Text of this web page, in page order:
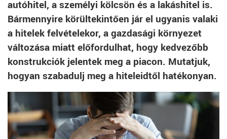
autóhitel, a személyi kölcsön és a lakáshitel is.
Bármennyire körültekintően jár el ugyanis valaki
a hitelek felvételekor, a gazdasági környezet
változása miatt előfordulhat, hogy kedvezőbb
konstrukciók jelentek meg a piacon. Mutatjuk,
hogyan szabadulj meg a hiteleidtől hatékonyan.